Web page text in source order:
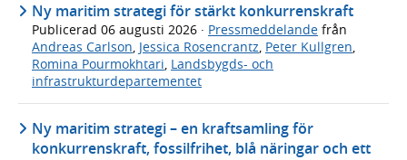
Ny maritim strategi för stärkt konkurrenskraft
Publicerad 06 augusti 2026 · Pressmeddelande från
Andreas Carlson, Jessica Rosencrantz, Peter Kullgren,
Romina Pourmokhtari, Landsbygds- och
infrastrukturdepartementet
Ny maritim strategi – en kraftsamling för
konkurrenskraft, fossilfrihet, blå näringar och ett